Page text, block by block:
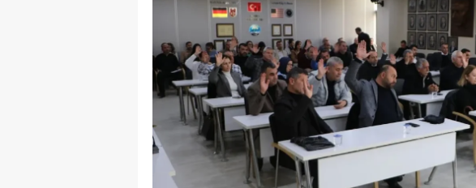
Rize
Sakarya
Samsun
Siirt
Sinop
Sivas